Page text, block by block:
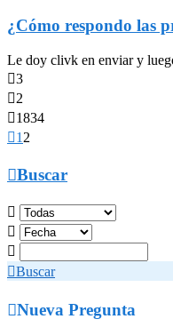
¿Cómo respondo las
Le doy clivk en enviar y
3
2
1834
1 2
Buscar



Buscar
Nueva Pregunta